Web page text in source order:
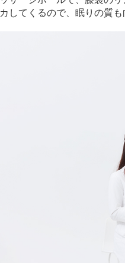
カしてくるので、眠りの質も